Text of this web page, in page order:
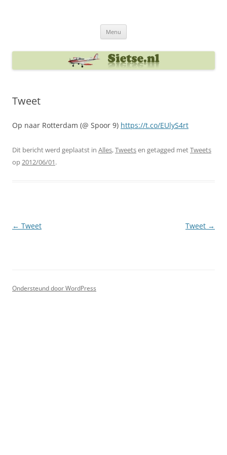
Menu
Tweet
Op naar Rotterdam (@ Spoor 9) https://t.co/EUlyS4rt
Dit bericht werd geplaatst in Alles,Tweetsen getagged metTweets
op2012/06/01.
Berichtnavigatie
← Tweet Tweet →
Ondersteund door WordPress